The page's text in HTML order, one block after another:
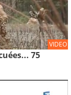
VIDEO
75